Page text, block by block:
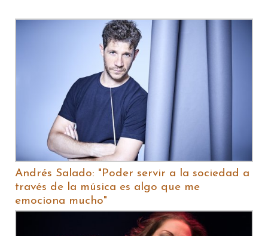
Andrés Salado: "Poder servir a la sociedad a
través de la música es algo que me
emociona mucho"